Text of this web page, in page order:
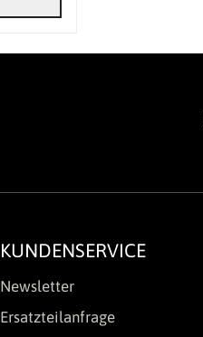
KUNDENSERVICE
Newsletter
Ersatzteilanfrage